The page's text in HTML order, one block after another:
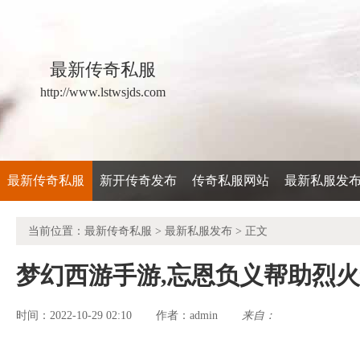
最新传奇私服
http://www.lstwsjds.com
最新传奇私服 新开传奇发布 传奇私服网站 最新私服发
当前位置： 最新传奇私服 > 最新私服发布 > 正文
梦幻西游手游,忘恩负义帮助烈
时间：2022-10-29 02:10 作者： admin 来自：